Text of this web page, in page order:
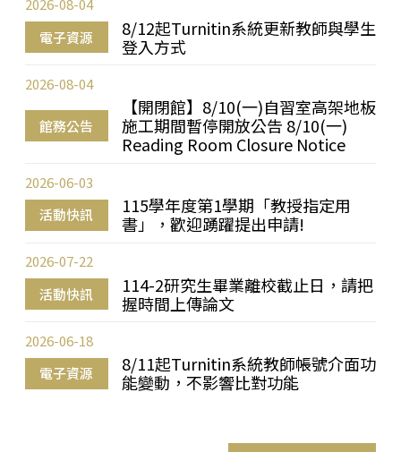
電子資源
8/12起Turnitin系統更新教師與學生
登入方式
2026-08-04
館務公告
【開閉館】8/10(一)自習室高架地板
施工期間暫停開放公告 8/10(一)
Reading Room Closure Notice
2026-08-04
活動快訊
115學年度第1學期「教授指定用
書」，歡迎踴躍提出申請!
2026-06-03
活動快訊
114-2研究生畢業離校截止日，請把
握時間上傳論文
2026-07-22
電子資源
8/11起Turnitin系統教師帳號介面功
能變動，不影響比對功能
2026-06-18